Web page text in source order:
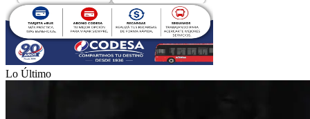
Lo Último